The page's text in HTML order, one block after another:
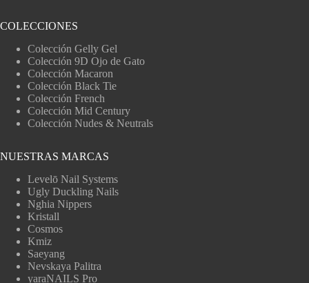
COLECCIONES
Colección Gelly Gel
Colección 9D Ojo de Gato
Colección Macaron
Colección Black Tie
Colección French
Colección Mid Century
Colección Nudes & Neutrals
NUESTRAS MARCAS
Levelō Nail Systems
Ugly Duckling Nails
Nghia Nippers
Kristall
Cosmos
Kmiz
Saeyang
Nevskaya Palitra
yaraNAILS Pro